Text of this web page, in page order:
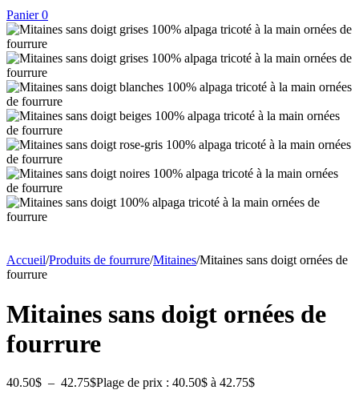
Panier 0
Accueil/Produits de fourrure/Mitaines/Mitaines sans doigt ornées de
fourrure
Mitaines sans doigt ornées de
fourrure
40.50$ – 42.75$Plage de prix : 40.50$ à 42.75$